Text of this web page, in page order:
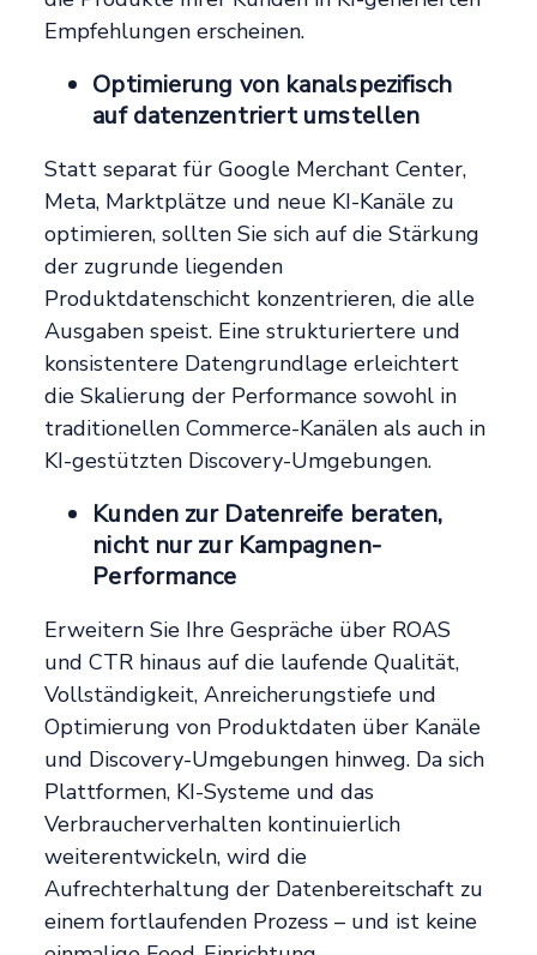
Empfehlungen erscheinen.
Optimierung von kanalspezifisch
auf datenzentriert umstellen
Statt separat für Google Merchant Center,
Meta, Marktplätze und neue KI-Kanäle zu
optimieren, sollten Sie sich auf die Stärkung
der zugrunde liegenden
Produktdatenschicht konzentrieren, die alle
Ausgaben speist. Eine strukturiertere und
konsistentere Datengrundlage erleichtert
die Skalierung der Performance sowohl in
traditionellen Commerce-Kanälen als auch in
KI-gestützten Discovery-Umgebungen.
Kunden zur Datenreife beraten,
nicht nur zur Kampagnen-
Performance
Erweitern Sie Ihre Gespräche über ROAS
und CTR hinaus auf die laufende Qualität,
Vollständigkeit, Anreicherungstiefe und
Optimierung von Produktdaten über Kanäle
und Discovery-Umgebungen hinweg. Da sich
Plattformen, KI-Systeme und das
Verbraucherverhalten kontinuierlich
weiterentwickeln, wird die
Aufrechterhaltung der Datenbereitschaft zu
einem fortlaufenden Prozess – und ist keine